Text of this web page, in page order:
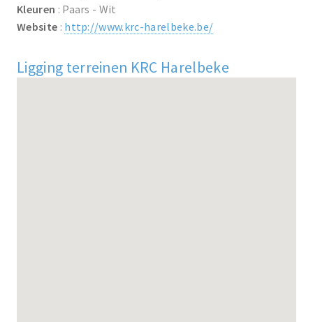
Kleuren : Paars - Wit
Website : http://www.krc-harelbeke.be/
Ligging terreinen KRC Harelbeke